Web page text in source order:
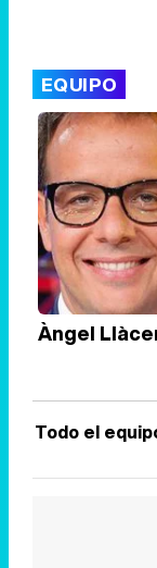
EQUIPO
Àngel
Todo el